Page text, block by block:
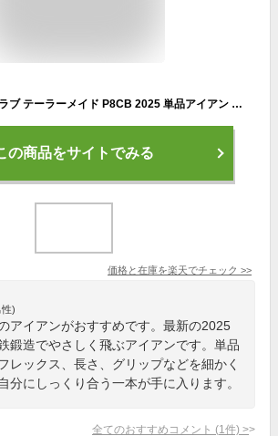
メーカーカスタムクラブ テーラーメイド P8CB 2025 単品アイアン 右用 N.S.PRO MODUS3 TOUR 110 スチールシャフト 日本正規品 TaylorMade 軟鉄鍛造 やさしい
の商品をサイトでみる
価格と在庫を楽天でチェック >>
)
アイアンがおすすめです。最新の2025
鍛造でやさしく飛ぶアイアンです。単品
レックス、長さ、グリップなどを細かく
分にしっくり合う一本が手に入ります。
全てのおすすめコメント (1 件) >